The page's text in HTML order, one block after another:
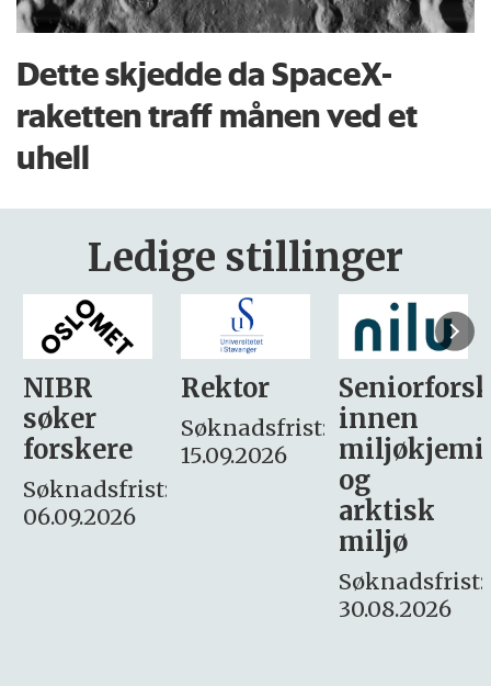
Dette skjedde da SpaceX-
raketten traff månen ved et
uhell
Ledige stillinger
Rektor
Søknadsfrist:
15.09.2026
Seniorforsker
innen
miljøkjemi
søker
– fast
Søknadsfrist:
16. august.